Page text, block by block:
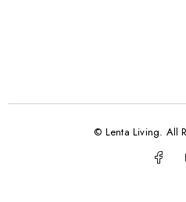
© Lenta Living. All